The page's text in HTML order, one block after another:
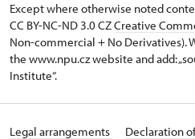
Except where otherwise noted
CC BY-NC-ND 3.0 CZCreative
Non-commercial + No Derivatives).
the www.npu.cz website and add:
Institute“.
Legal arrangements Declaration